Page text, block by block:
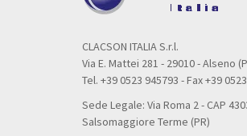
CLACSON ITALIA S.r.l.
Via E. Mattei 281 - 29010 - Alseno
Tel. +39 0523 945793 - Fax +39
Sede Legale: Via Roma 2 - CAP
Salsomaggiore Terme (PR)